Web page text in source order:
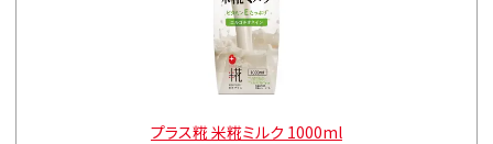
プラス糀 米糀ミルク 1000ml